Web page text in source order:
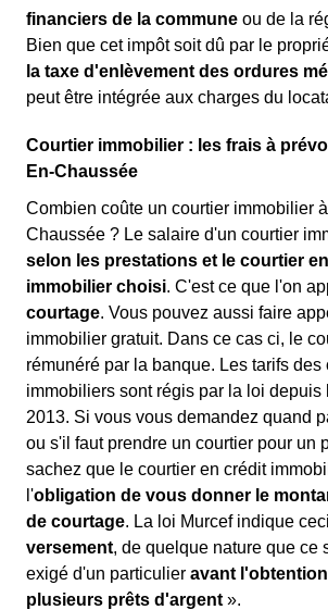
financiers de la commune ou de la
Bien que cet impôt soit dû par le
la taxe d'enlèvement des ordures
peut être intégrée aux charges du
Courtier immobilier : les frais à
En-Chaussée
Combien coûte un courtier immobilier
Chaussée ? Le salaire d'un courtier
selon les prestations et le courtier
immobilier choisi. C'est ce que l'on
courtage. Vous pouvez aussi faire
immobilier gratuit. Dans ce cas ci, le
rémunéré par la banque. Les tarifs des
immobiliers sont régis par la loi depuis
2013. Si vous vous demandez quand
ou s'il faut prendre un courtier pour un
sachez que le courtier en crédit
l'obligation de vous donner le
de courtage. La loi Murcef indique
versement, de quelque nature que ce
exigé d'un particulier avant
plusieurs prêts d'argent ».